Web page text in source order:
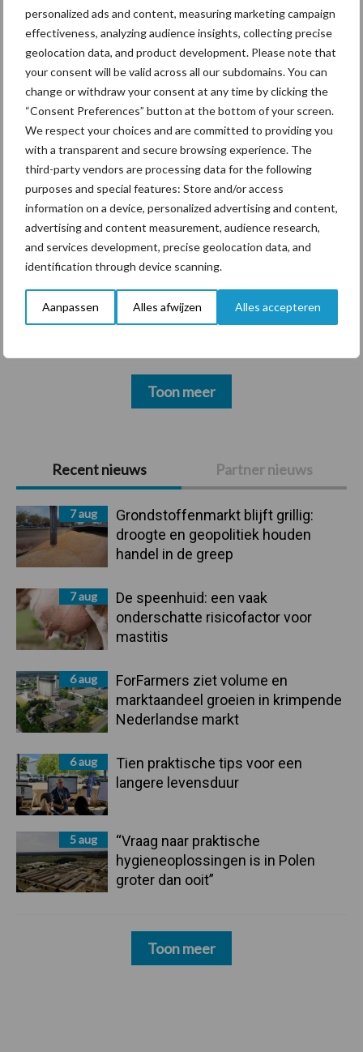
personalized ads and content, measuring marketing campaign
effectiveness, analyzing audience insights, collecting precise
geolocation data, and product development. Please note that
your consent will be valid across all our subdomains. You can
change or withdraw your consent at any time by clicking the
“Consent Preferences” button at the bottom of your screen.
We respect your choices and are committed to providing you
with a transparent and secure browsing experience. The
third-party vendors are processing data for the following
purposes and special features: Store and/or access
information on a device, personalized advertising and content,
advertising and content measurement, audience research,
and services development, precise geolocation data, and
identification through device scanning.
Aanpassen Alles afwijzen Alles accepteren
Primaire
Sidebar
Recent nieuws Partner nieuws
7 aug
Grondstoffenmarkt blijft grillig:
droogte en geopolitiek houden
handel in de greep
7 aug
De speenhuid: een vaak
onderschatte risicofactor voor
mastitis
6 aug
ForFarmers ziet volume en
marktaandeel groeien in krimpende
Nederlandse markt
6 aug
Tien praktische tips voor een
langere levensduur
5 aug
“Vraag naar praktische
hygieneoplossingen is in Polen
groter dan ooit”
Toon meer
ForFarmers ziet volume en
marktaandeel groeien in
krimpende Nederlandse
markt
Diergezondheid Bemesting Fokkerij
Mastitis Hittestress
Toon meer